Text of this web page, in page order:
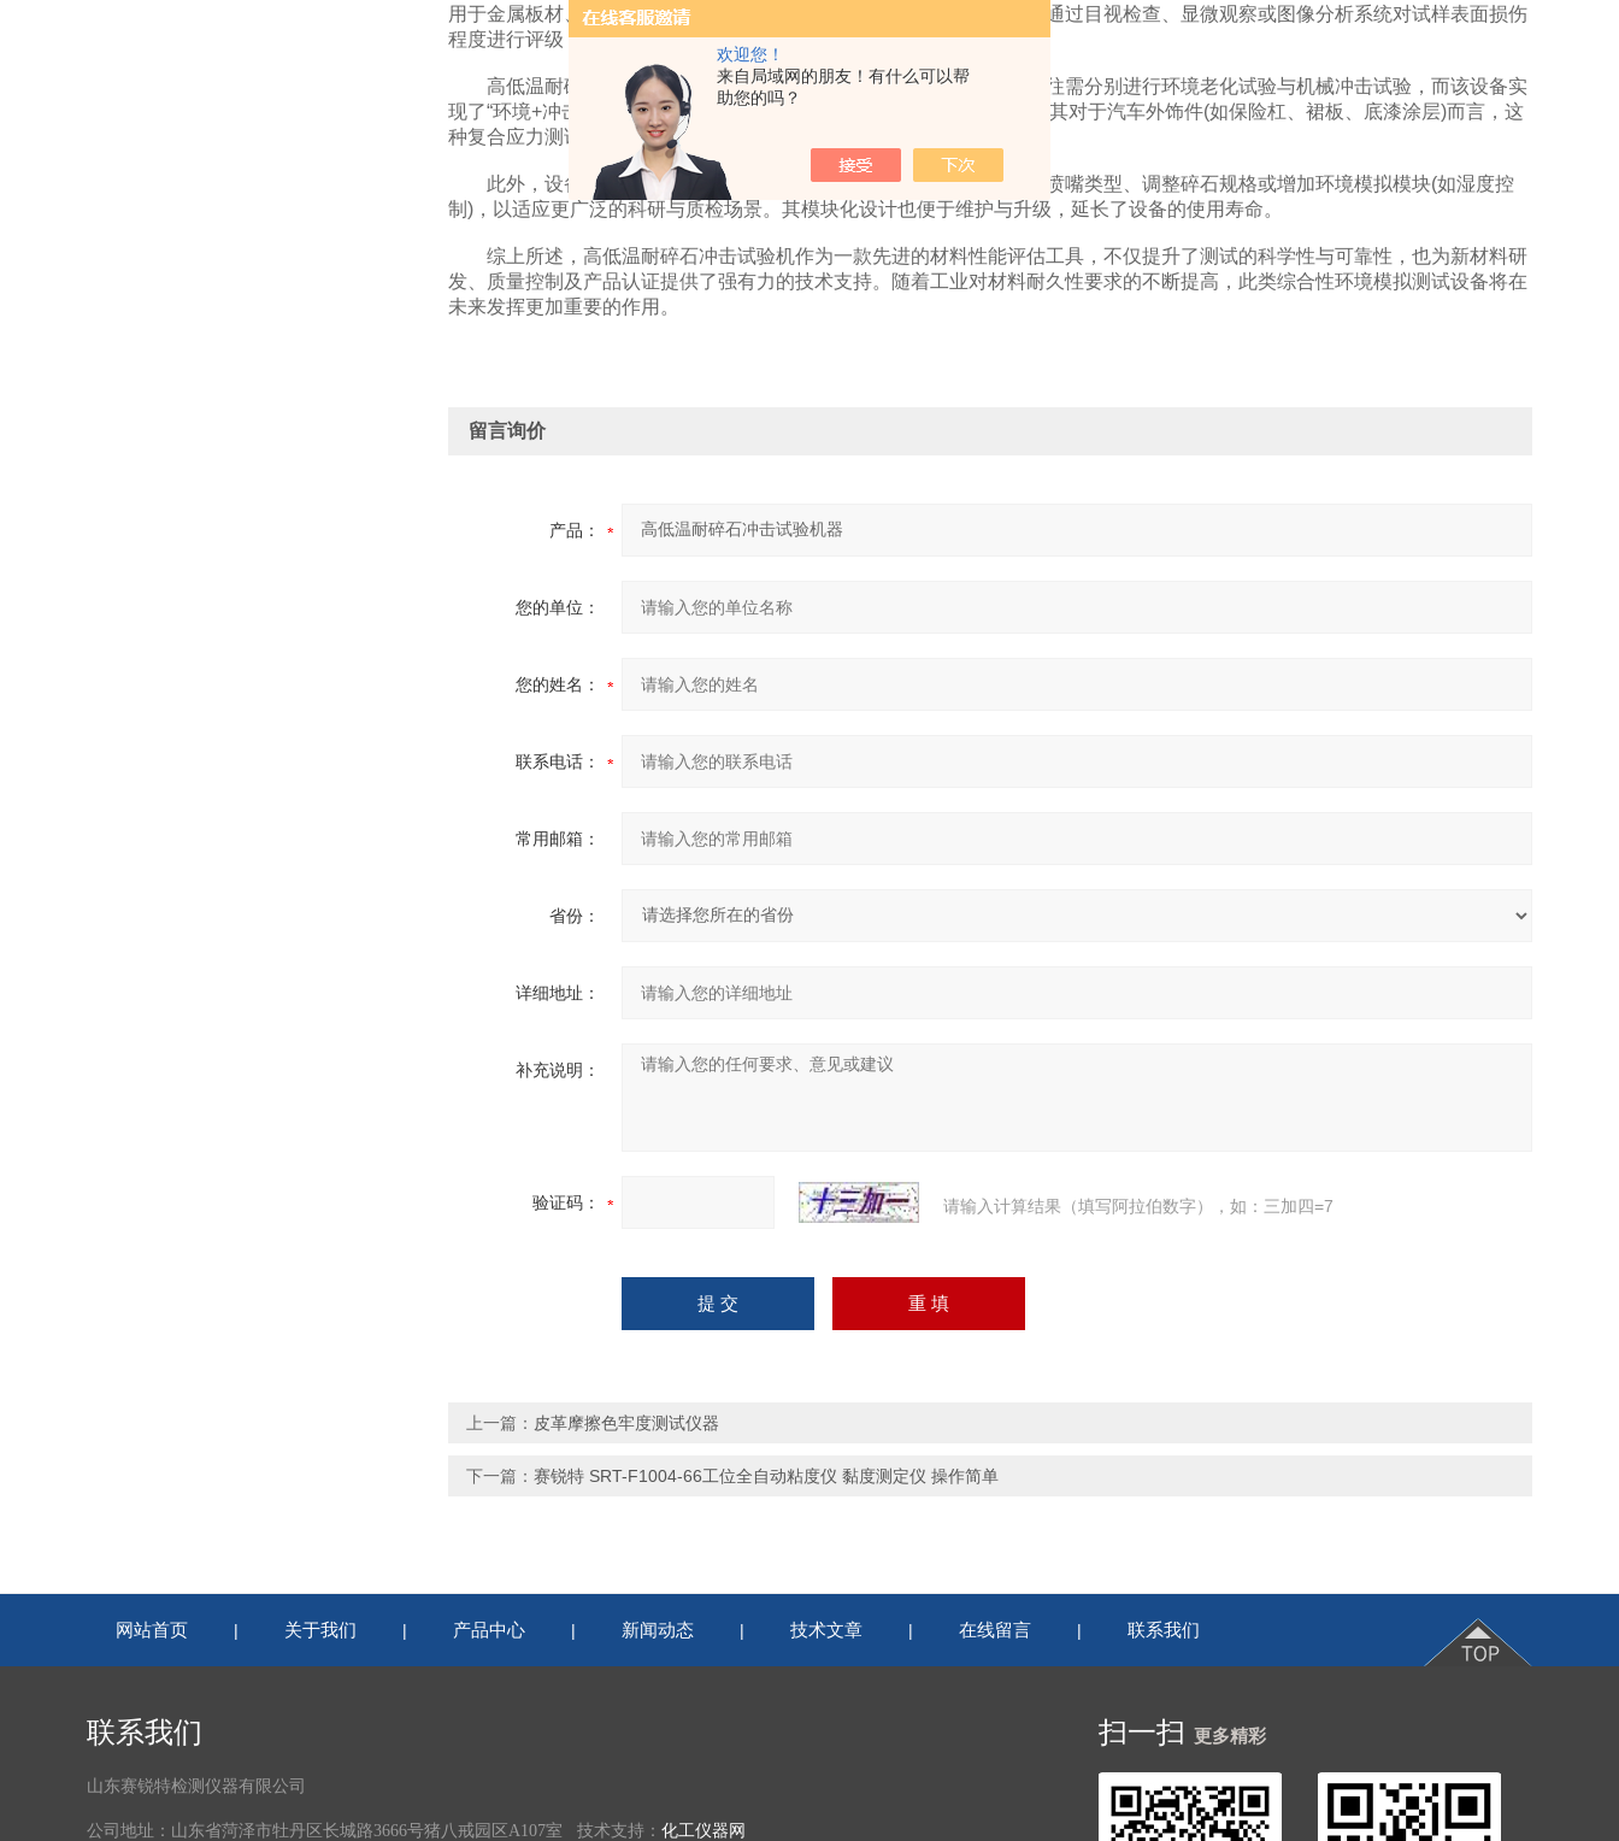
欢迎您！
来自局域网的朋友！有什么可以帮
助您的吗？
用于金属板材、塑料件、涂层、复合材料等多种试样。测试完成后，可通过目视检查、显微观察或图像分析系统对试样表面损伤
程度进行评级，评估其抗冲击性能等级。
高低温耐碎石冲击试验机的优势在于其多功能集成性。传统测试往往需分别进行环境老化试验与机械冲击试验，而该设备实
现了“环境+冲击”一体化测试，大大提高了测试效率与结果的准确性。尤其对于汽车外饰件(如保险杠、裙板、底漆涂层)而言，这
种复合应力测试更能反映真实使用场景下的材料表现。
此外，设备具备良好的扩展性与兼容性，可根据不同测试需求更换喷嘴类型、调整碎石规格或增加环境模拟模块(如湿度控
制)，以适应更广泛的科研与质检场景。其模块化设计也便于维护与升级，延长了设备的使用寿命。
综上所述，高低温耐碎石冲击试验机作为一款先进的材料性能评估工具，不仅提升了测试的科学性与可靠性，也为新材料研
发、质量控制及产品认证提供了强有力的技术支持。随着工业对材料耐久性要求的不断提高，此类综合性环境模拟测试设备将在
未来发挥更加重要的作用。
留言询价
产品：
您的单位：
您的姓名：
联系电话：
常用邮箱：
省份：
详细地址：
补充说明：
验证码： 请输入计算结果（填写阿拉伯数字），如：三加四=7
上一篇： 皮革摩擦色牢度测试仪器
下一篇： 赛锐特 SRT-F1004-66工位全自动粘度仪 黏度测定仪 操作简单
网站首页 | 关于我们 | 产品中心 | 新闻动态 | 技术文章 | 在线留言 | 联系我们
联系我们
山东赛锐特检测仪器有限公司
公司地址：山东省菏泽市牡丹区长城路3666号猪八戒园区A107室 技术支持： 化工仪器网
扫一扫 更多精彩